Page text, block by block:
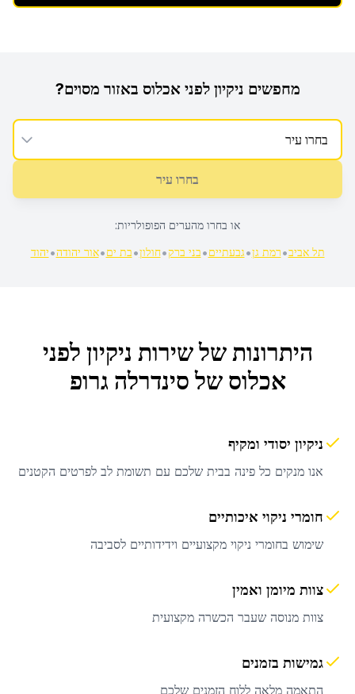
מחפשים ניקיון לפני אכלוס באזור מסוים?
בחרו עיר
או בחרו מהערים הפופולריות:
תל אביב•רמת גן•גבעתיים•בני ברק•חולון•בת ים•אור יהודה•יהוד
היתרונות של שירות ניקיון לפני
אכלוס של סינדרלה גרופ
ניקיון יסודי ומקיף
אנו מנקים כל פינה בבית שלכם עם תשומת לב לפרטים הקטנים
חומרי ניקוי איכותיים
שימוש בחומרי ניקוי מקצועיים וידידותיים לסביבה
צוות מיומן ואמין
צוות מנוסה שעבר הכשרה מקצועית
גמישות בזמנים
התאמה מלאה ללוח הזמנים שלכם